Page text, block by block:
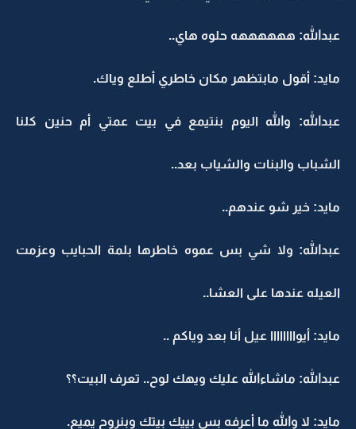
عبدالله: ههههههه حلوه هاي..
مايد: أقول مابتظهر مكان خاطري أطلع وياك.
عبدالله: والله اليوم بنتيمع في بيت عمتي أم حنين كلنا
الشباب والبنات والشياب بعد..
مايد: خير شو عندهم..
عبدالله: ولا شي بس عموه خاطرها بلمة الحبايب وعزمت
العيله عندها على العشا..
مايد: أيواااااااا عيل أنا بعد وياكم ..
عبدالله: ماشاءالله عليك ويهك لوح.. تعرف البيت؟؟
مايد: لا والله ما أعرفه بس بييك بيتك وبنروح يميع.